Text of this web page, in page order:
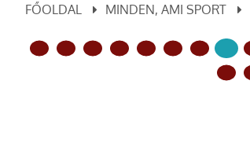
FŐOLDAL MINDEN, AMI SPORT